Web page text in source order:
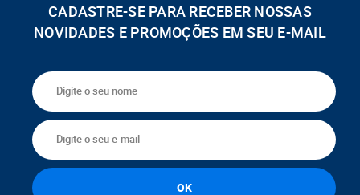
CADASTRE-SE PARA RECEBER NOSSAS
NOVIDADES E PROMOÇÕES EM SEU E-MAIL